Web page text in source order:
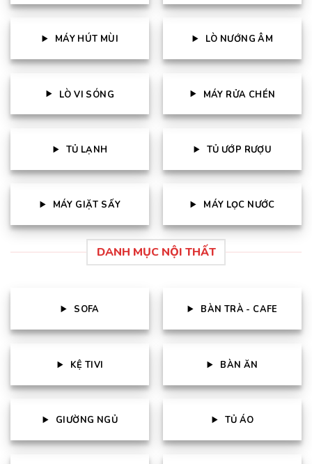
MÁY HÚT MÙI LÒ NƯỚNG ÂM
LÒ VI SÓNG MÁY RỬA CHÉN
TỦ LẠNH TỦ ƯỚP RƯỢU
MÁY GIẶT SẤY MÁY LỌC NƯỚC
DANH MỤC NỘI THẤT
SOFA BÀN TRÀ - CAFE
KỆ TIVI BÀN ĂN
GIƯỜNG NGỦ TỦ ÁO